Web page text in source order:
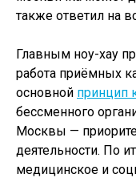
также ответил на
Главным ноу-хау
работа приёмных
основной принцип
бессменного
Москвы —
деятельности. По
медицинское и